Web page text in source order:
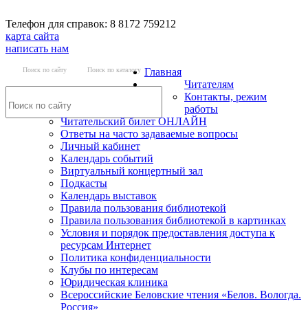
Телефон для справок: 8 8172 759212
карта сайта
написать нам
Поиск по сайту Поиск по каталогу Главная
Читателям
Контакты, режим
работы
Читательский билет ОНЛАЙН
Ответы на часто задаваемые вопросы
Личный кабинет
Календарь событий
Виртуальный концертный зал
Подкасты
Календарь выставок
Правила пользования библиотекой
Правила пользования библиотекой в картинках
Условия и порядок предоставления доступа к
ресурсам Интернет
Политика конфиденциальности
Клубы по интересам
Юридическая клиника
Всероссийские Беловские чтения «Белов. Вологда.
Россия»